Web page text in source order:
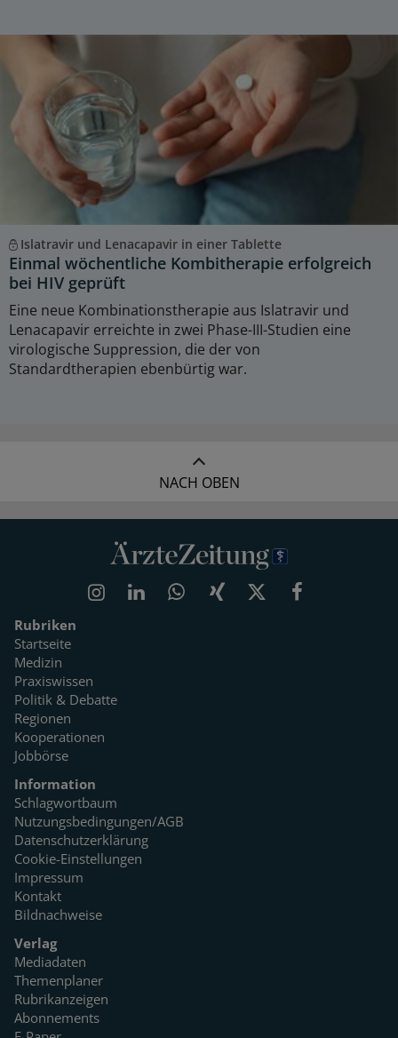
Islatravir und Lenacapavir in einer Tablette
Einmal wöchentliche Kombitherapie erfolgreich
bei HIV geprüft
Eine neue Kombinationstherapie aus Islatravir und
Lenacapavir erreichte in zwei Phase-III-Studien eine
virologische Suppression, die der von
Standardtherapien ebenbürtig war.
NACH OBEN
Rubriken
Startseite
Medizin
Praxiswissen
Politik & Debatte
Regionen
Kooperationen
Jobbörse
Information
Schlagwortbaum
Nutzungsbedingungen/AGB
Datenschutzerklärung
Cookie-Einstellungen
Impressum
Kontakt
Bildnachweise
Verlag
Mediadaten
Themenplaner
Rubrikanzeigen
Abonnements